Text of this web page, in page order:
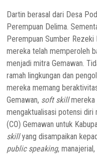
Dartin berasal dari Desa
Perempuan Delima.
Perempuan Sumber
mereka telah memperoleh
menjadi mitra Gemawan.
ramah lingkungan dan
mereka memang
Gemawan, soft skillmereka
mengaktualisasi potensi diri
(CO) Gemawan untuk
skillyang disampaikan
public speaking,